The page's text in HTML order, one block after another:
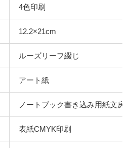
4色印刷
12.2×21cm
ルーズリーフ綴じ
アート紙
ノートブック書き込み用紙文房
表紙CMYK印刷